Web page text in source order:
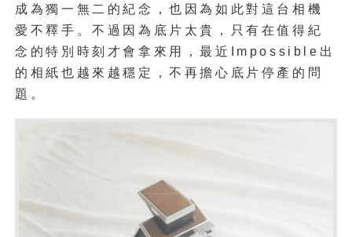
成為獨一無二的紀念，也因為如此對這台相機
愛不釋手。不過因為底片太貴，只有在值得紀
念的特別時刻才會拿來用，最近Impossible出
的相紙也越來越穩定，不再擔心底片停產的問
題。